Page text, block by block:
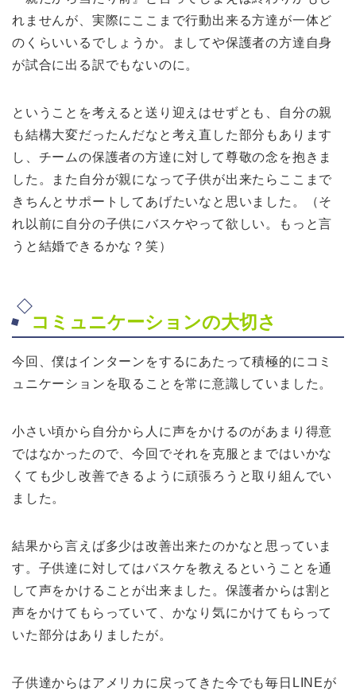
れませんが、実際にここまで行動出来る方達が一体ど
のくらいいるでしょうか。ましてや保護者の方達自身
が試合に出る訳でもないのに。
ということを考えると送り迎えはせずとも、自分の親
も結構大変だったんだなと考え直した部分もあります
し、チームの保護者の方達に対して尊敬の念を抱きま
した。また自分が親になって子供が出来たらここまで
きちんとサポートしてあげたいなと思いました。（そ
れ以前に自分の子供にバスケやって欲しい。もっと言
うと結婚できるかな？笑）
コミュニケーションの大切さ
今回、僕はインターンをするにあたって積極的にコミ
ュニケーションを取ることを常に意識していました。
小さい頃から自分から人に声をかけるのがあまり得意
ではなかったので、今回でそれを克服とまではいかな
くても少し改善できるように頑張ろうと取り組んでい
ました。
結果から言えば多少は改善出来たのかなと思っていま
す。子供達に対してはバスケを教えるということを通
して声をかけることが出来ました。保護者からは割と
声をかけてもらっていて、かなり気にかけてもらって
いた部分はありましたが。
子供達からはアメリカに戻ってきた今でも毎日LINEが